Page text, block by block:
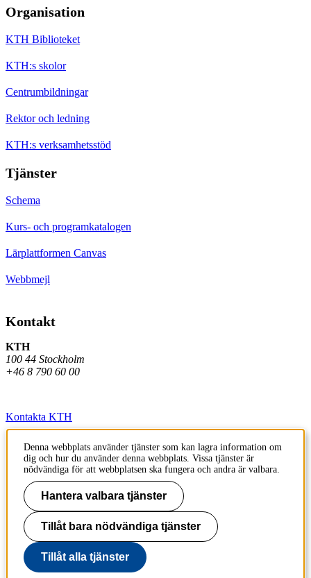
Organisation
KTH Biblioteket
KTH:s skolor
Centrumbildningar
Rektor och ledning
KTH:s verksamhetsstöd
Tjänster
Schema
Kurs- och programkatalogen
Lärplattformen Canvas
Webbmejl
Kontakt
KTH
100 44 Stockholm
+46 8 790 60 00
Kontakta KTH
Jobba på KTH
Press och media
Faktura och betalning KTH
Om KTH:s webbplatser
Tillgänglighetsredogörelse
Denna webbplats använder tjänster som kan lagra information om
dig och hur du använder denna webbplats. Vissa tjänster är
nödvändiga för att webbplatsen ska fungera och andra är valbara.
Hantera valbara tjänster
Tillåt bara nödvändiga tjänster
Tillåt alla tjänster